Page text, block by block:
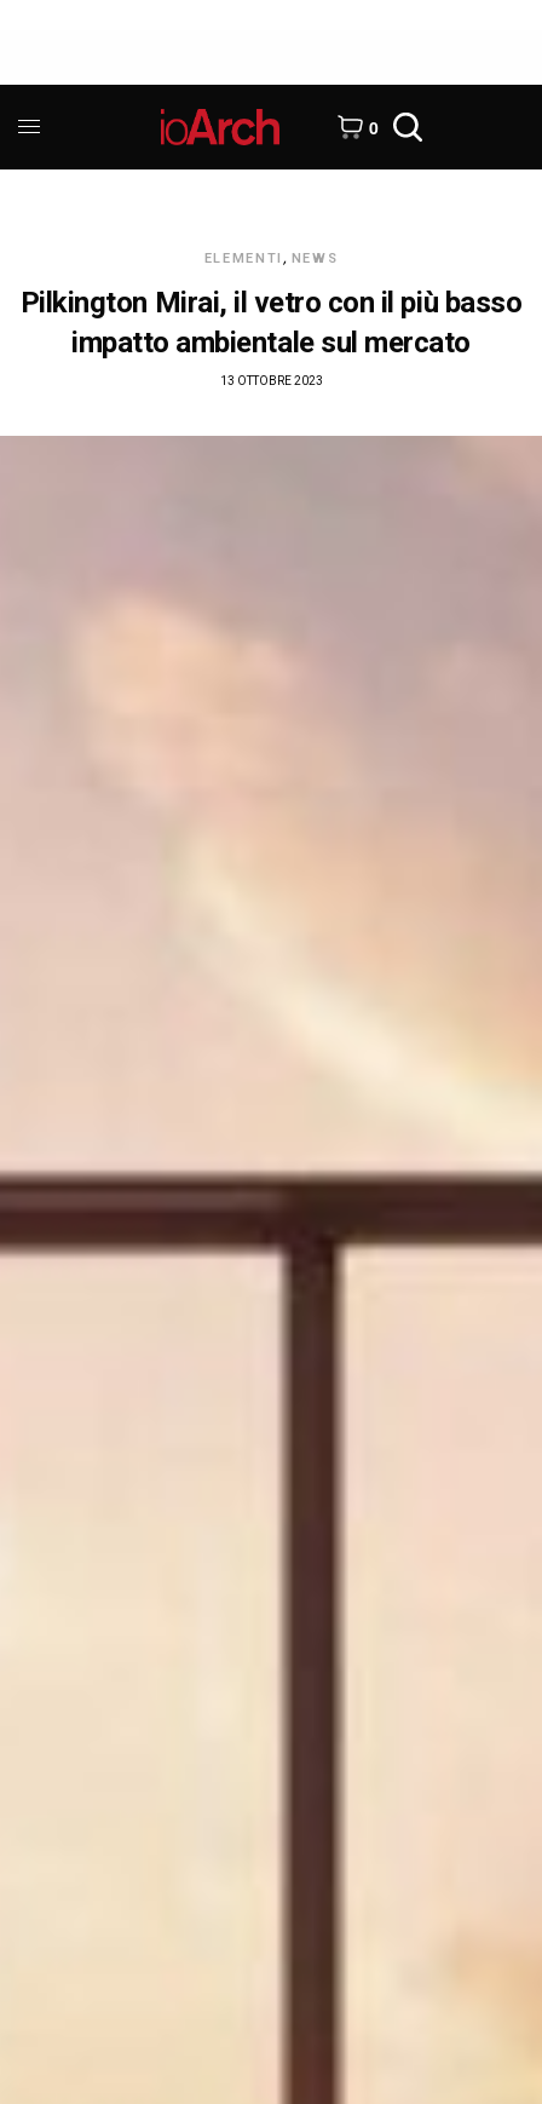
0
ELEMENTI , NEWS
Pilkington Mirai, il vetro con il più basso
impatto ambientale sul mercato
13 OTTOBRE 2023